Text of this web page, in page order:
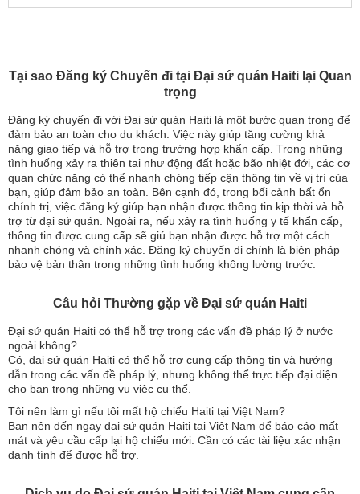
Tại sao Đăng ký Chuyến đi tại Đại sứ quán Haiti lại Quan
trọng
Đăng ký chuyến đi với Đại sứ quán Haiti là một bước quan trọng để
đảm bảo an toàn cho du khách. Việc này giúp tăng cường khả
năng giao tiếp và hỗ trợ trong trường hợp khẩn cấp. Trong những
tình huống xảy ra thiên tai như động đất hoặc bão nhiệt đới, các cơ
quan chức năng có thể nhanh chóng tiếp cận thông tin về vị trí của
bạn, giúp đảm bảo an toàn. Bên cạnh đó, trong bối cảnh bất ổn
chính trị, việc đăng ký giúp bạn nhận được thông tin kịp thời và hỗ
trợ từ đại sứ quán. Ngoài ra, nếu xảy ra tình huống y tế khẩn cấp,
thông tin được cung cấp sẽ giú bạn nhận được hỗ trợ một cách
nhanh chóng và chính xác. Đăng ký chuyến đi chính là biện pháp
bảo vệ bản thân trong những tình huống không lường trước.
Câu hỏi Thường gặp về Đại sứ quán Haiti
Đại sứ quán Haiti có thể hỗ trợ trong các vấn đề pháp lý ở nước
ngoài không?
Có, đại sứ quán Haiti có thể hỗ trợ cung cấp thông tin và hướng
dẫn trong các vấn đề pháp lý, nhưng không thể trực tiếp đại diện
cho bạn trong những vụ việc cụ thể.
Tôi nên làm gì nếu tôi mất hộ chiếu Haiti tại Việt Nam?
Bạn nên đến ngay đại sứ quán Haiti tại Việt Nam để báo cáo mất
mát và yêu cầu cấp lại hộ chiếu mới. Cần có các tài liệu xác nhận
danh tính để được hỗ trợ.